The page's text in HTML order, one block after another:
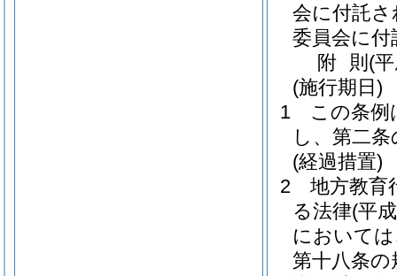
会に付託
委員会に
附 則 (
(施行期日)
1
この条例
し、第二
(経過措置)
2
地方教育
る法律(平
において
第十八条